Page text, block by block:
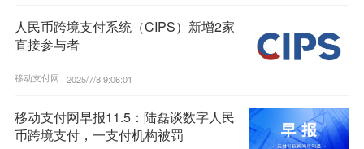
人民币跨境支付系统（CIPS）新增2家
直接参与者
移动支付网 | 2025/7/8 9:06:01
移动支付网早报11.5：陆磊谈数字人民
币跨境支付，一支付机构被罚